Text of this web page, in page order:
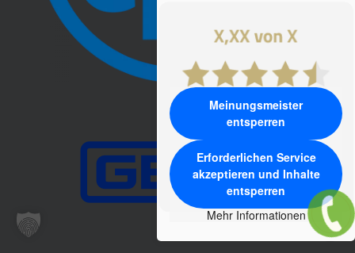
Meinungsmeister
entsperren
Erforderlichen Service
akzeptieren und Inhalte
entsperren
Mehr Informationen